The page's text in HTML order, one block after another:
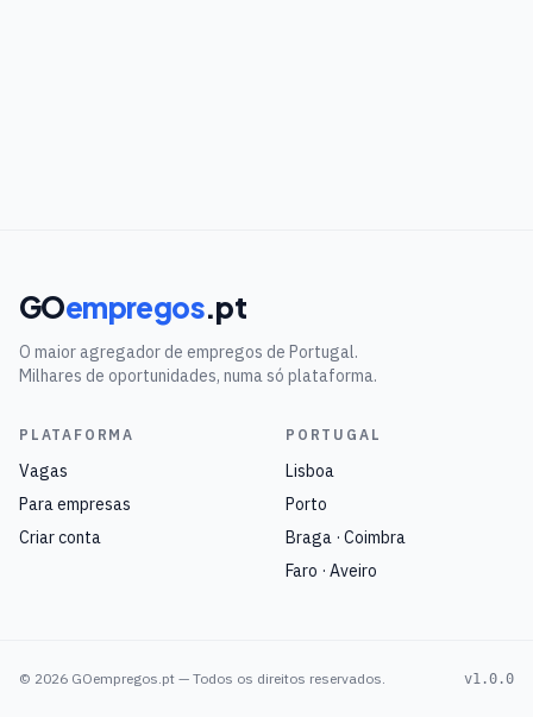
GOempregos.pt
O maior agregador de empregos de Portugal.
Milhares de oportunidades, numa só plataforma.
PLATAFORMA
Vagas
Para empresas
Criar conta
PORTUGAL
Lisboa
Porto
Braga · Coimbra
Faro · Aveiro
© 2026 GOempregos.pt — Todos os direitos reservados. v1.0.0